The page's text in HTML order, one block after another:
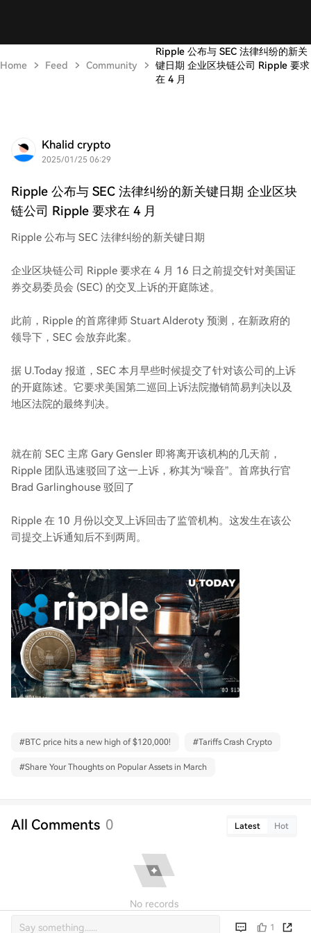
Home Feed Community
Ripple 公布与 SEC 法律纠纷的新关
键日期 企业区块链公司 Ripple 要求
在 4 月
Khalid crypto
2025/01/25 06:29
Ripple 公布与 SEC 法律纠纷的新关键日期 企业区块
链公司 Ripple 要求在 4 月
Ripple 公布与 SEC 法律纠纷的新关键日期
企业区块链公司 Ripple 要求在 4 月 16 日之前提交针对美国证
券交易委员会 (SEC) 的交叉上诉的开庭陈述。
此前，Ripple 的首席律师 Stuart Alderoty 预测，在新政府的
领导下，SEC 会放弃此案。
据 U.Today 报道，SEC 本月早些时候提交了针对该公司的上诉
的开庭陈述。它要求美国第二巡回上诉法院撤销简易判决以及
地区法院的最终判决。
就在前 SEC 主席 Gary Gensler 即将离开该机构的几天前，
Ripple 团队迅速驳回了这一上诉，称其为“噪音”。首席执行官
Brad Garlinghouse 驳回了
Ripple 在 10 月份以交叉上诉回击了监管机构。这发生在该公
司提交上诉通知后不到两周。
#BTC price hits a new high of $120,000! #Tariffs Crash Crypto
#Share Your Thoughts on Popular Assets in March
All Comments 0 Latest Hot
No records
1